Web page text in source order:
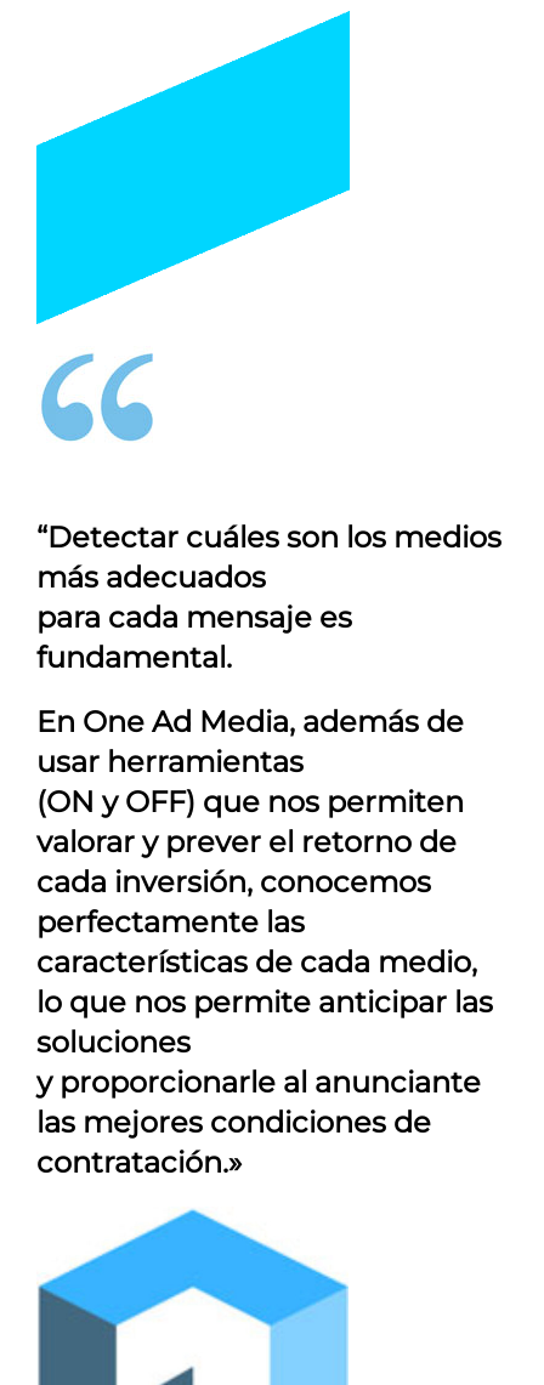
“Detectar cuáles son los medios
más adecuados
para cada mensaje es
fundamental.
En One Ad Media, además de
usar herramientas
(ON y OFF) que nos permiten
valorar y prever el retorno de
cada inversión, conocemos
perfectamente las
características de cada medio,
lo que nos permite anticipar las
soluciones
y proporcionarle al anunciante
las mejores condiciones de
contratación.»